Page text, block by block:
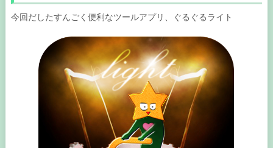
今回だしたすんごく便利なツールアプリ、ぐるぐるライト